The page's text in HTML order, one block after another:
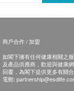
商戶合作 / 加盟
如閣下擁有任何健康相關之
及產品供應商，歡迎與健康
回覆，為閣下提供更多有關合
電郵: